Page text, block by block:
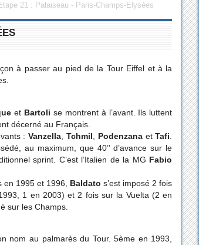
21 : Palaiseau - Paris-Champs-Elysées
à passer au pied de la Tour Eiffel et à la
et Bartoli se montrent à l’avant. Ils luttent
décerné au Français.
:Vanzella Tchmil PodenzanaetTafi
au maximum, que 40’’ d’avance sur le
sprint. C’est l’Italien de la MG Fabio
1995 et 1996,
Baldato s’est imposé 2 fois
1 en 2003) et 2 fois sur la Vuelta (2 en
sur les Champs.
nom au palmarès du Tour. 5ème en 1993,